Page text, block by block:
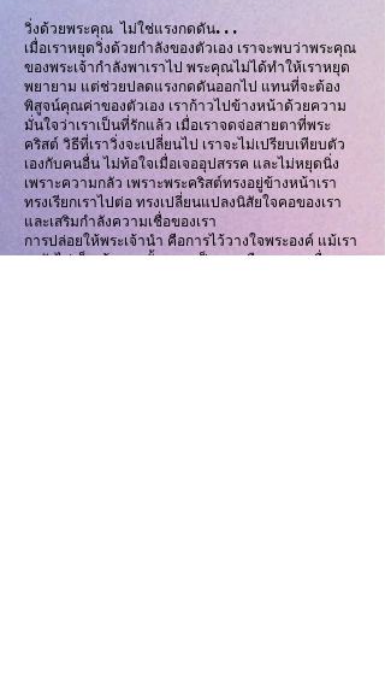
วิ่งด้วยพระคุณ ไม่ใช่แรงกดดัน...
เมื่อเราหยุดวิ่งด้วยกำลังของตัวเอง เราจะพบว่าพระคุณ
ของพระเจ้ากำลังพาเราไป พระคุณไม่ได้ทำให้เราหยุด
พยายาม แต่ช่วยปลดแรงกดดันออกไป แทนที่จะต้อง
พิสูจน์คุณค่าของตัวเอง เราก้าวไปข้างหน้าด้วยความ
มั่นใจว่าเราเป็นที่รักแล้ว เมื่อเราจดจ่อสายตาที่พระ
คริสต์ วิธีที่เราวิ่งจะเปลี่ยนไป เราจะไม่เปรียบเทียบตัว
เองกับคนอื่น ไม่ท้อใจเมื่อเจออุปสรรค และไม่หยุดนิ่ง
เพราะความกลัว เพราะพระคริสต์ทรงอยู่ข้างหน้าเรา
ทรงเรียกเราไปต่อ ทรงเปลี่ยนแปลงนิสัยใจคอของเรา
และเสริมกำลังความเชื่อของเรา
การปล่อยให้พระเจ้านำ คือการไว้วางใจพระองค์ แม้เรา
จะยังไม่เห็นเส้นทางทั้งหมด เป็นการเลือกความเชื่อ